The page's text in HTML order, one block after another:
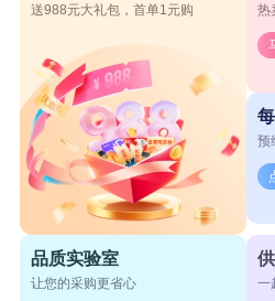
送988元大礼包，首单1元购 热
预
品质实验室
让您的采购更省心 一